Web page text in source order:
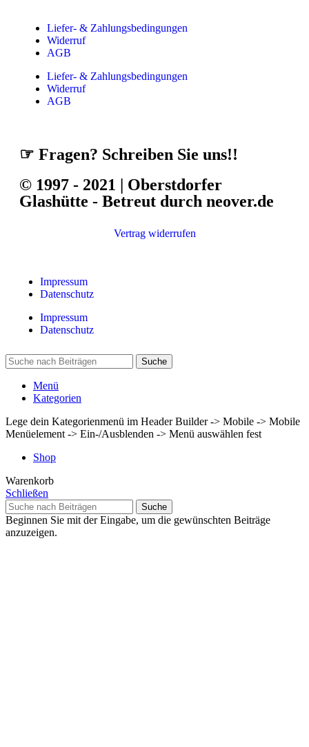
Liefer- & Zahlungsbedingungen
Widerruf
AGB
Liefer- & Zahlungsbedingungen
Widerruf
AGB
☞ Fragen? Schreiben Sie uns!!
© 1997 - 2021 | Oberstdorfer
Glashütte - Betreut durch neover.de
Vertrag widerrufen
Impressum
Datenschutz
Impressum
Datenschutz
Suche
Menü
Kategorien
Lege dein Kategorienmenü im Header Builder -> Mobile -> Mobile
Menüelement -> Ein-/Ausblenden -> Menü auswählen fest
Shop
Warenkorb
Schließen
Suche
Beginnen Sie mit der Eingabe, um die gewünschten Beiträge
anzuzeigen.